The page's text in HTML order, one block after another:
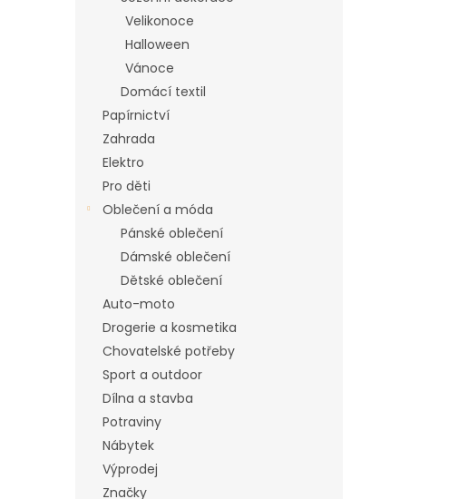
Velikonoce
Halloween
Vánoce
Domácí textil
Papírnictví
Zahrada
Elektro
Pro děti
Oblečení a móda
Pánské oblečení
Dámské oblečení
Dětské oblečení
Auto-moto
Drogerie a kosmetika
Chovatelské potřeby
Sport a outdoor
Dílna a stavba
Potraviny
Nábytek
Výprodej
Značky